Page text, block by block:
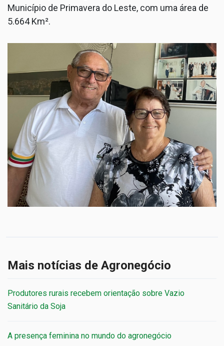
Município de Primavera do Leste, com uma área de
5.664 Km².
Mais notícias de Agronegócio
Produtores rurais recebem orientação sobre Vazio
Sanitário da Soja
A presença feminina no mundo do agronegócio